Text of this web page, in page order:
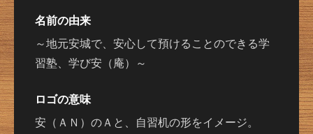
名前の由来
～地元安城で、安心して預けることのできる学
習塾、学び安（庵）～
ロゴの意味
安（ＡＮ）のＡと、自習机の形をイメージ。